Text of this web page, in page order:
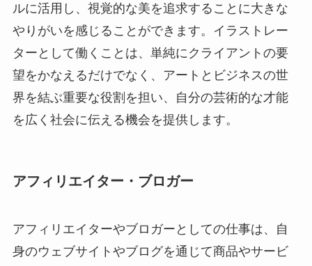
ルに活用し、視覚的な美を追求することに大きな
やりがいを感じることができます。イラストレー
ターとして働くことは、単純にクライアントの要
望をかなえるだけでなく、アートとビジネスの世
界を結ぶ重要な役割を担い、自分の芸術的な才能
を広く社会に伝える機会を提供します。
アフィリエイター・ブロガー
アフィリエイターやブロガーとしての仕事は、自
身のウェブサイトやブログを通じて商品やサービ